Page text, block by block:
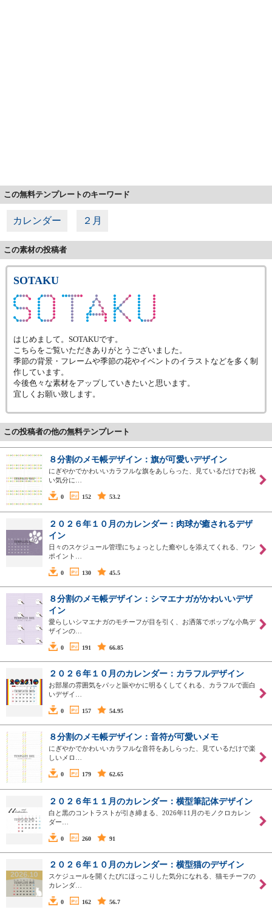
この無料テンプレートのキーワード
カレンダー ２月
この素材の投稿者
SOTAKU
はじめまして。SOTAKUです。
こちらをご覧いただきありがとうございました。
季節の背景・フレームや季節の花やイベントのイラストなどを多く制
作しています。
今後色々な素材をアップしていきたいと思います。
宜しくお願い致します。
この投稿者の他の無料テンプレート
８分割のメモ帳デザイン：旗が可愛いデザイン
にぎやかでかわいいカラフルな旗をあしらった、見ているだけでお祝
い気分に…
0 152 53.2
２０２６年１０月のカレンダー：肉球が癒されるデザ
イン
日々のスケジュール管理にちょっとした癒やしを添えてくれる、ワン
ポイント…
0 130 45.5
８分割のメモ帳デザイン：シマエナガがかわいいデザ
イン
愛らしいシマエナガのモチーフが目を引く、お洒落でポップな小鳥デ
ザインの…
0 191 66.85
２０２６年１０月のカレンダー：カラフルデザイン
お部屋の雰囲気をパッと賑やかに明るくしてくれる、カラフルで面白
いデザイ…
0 157 54.95
８分割のメモ帳デザイン：音符が可愛いメモ
にぎやかでかわいいカラフルな音符をあしらった、見ているだけで楽
しいメロ…
0 179 62.65
２０２６年１１月のカレンダー：横型筆記体デザイン
白と黒のコントラストが引き締まる、2026年11月のモノクロカレン
ダー…
0 260 91
２０２６年１０月のカレンダー：横型猫のデザイン
スケジュールを開くたびにほっこりした気分になれる、猫モチーフの
カレンダ…
0 162 56.7